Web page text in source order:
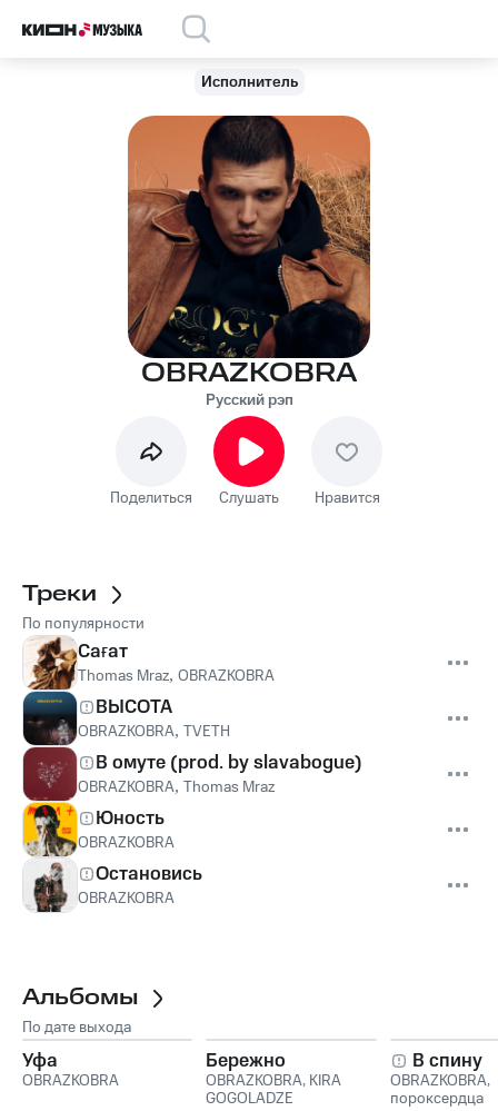
Исполнитель
OBRAZKOBRA
Русский рэп
Поделиться Слушать Нравится
Треки
По популярности
Сағат
Thomas Mraz, OBRAZKOBRA
ВЫСОТА
OBRAZKOBRA, TVETH
В омуте (prod. by slavabogue)
OBRAZKOBRA, Thomas Mraz
Юность
OBRAZKOBRA
Остановись
OBRAZKOBRA
Альбомы
По дате выхода
Уфа
OBRAZKOBRA
Бережно
OBRAZKOBRA, KIRA
GOGOLАDZE
В спину
OBRAZKOBRA,
пороксердца